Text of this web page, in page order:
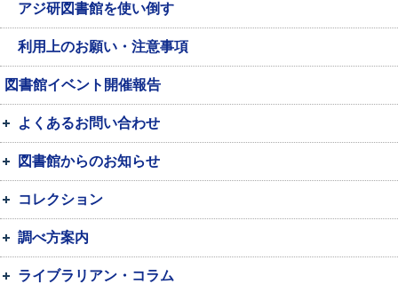
アジ研図書館を使い倒す
利用上のお願い・注意事項
図書館イベント開催報告
よくあるお問い合わせ
図書館からのお知らせ
コレクション
調べ方案内
ライブラリアン・コラム